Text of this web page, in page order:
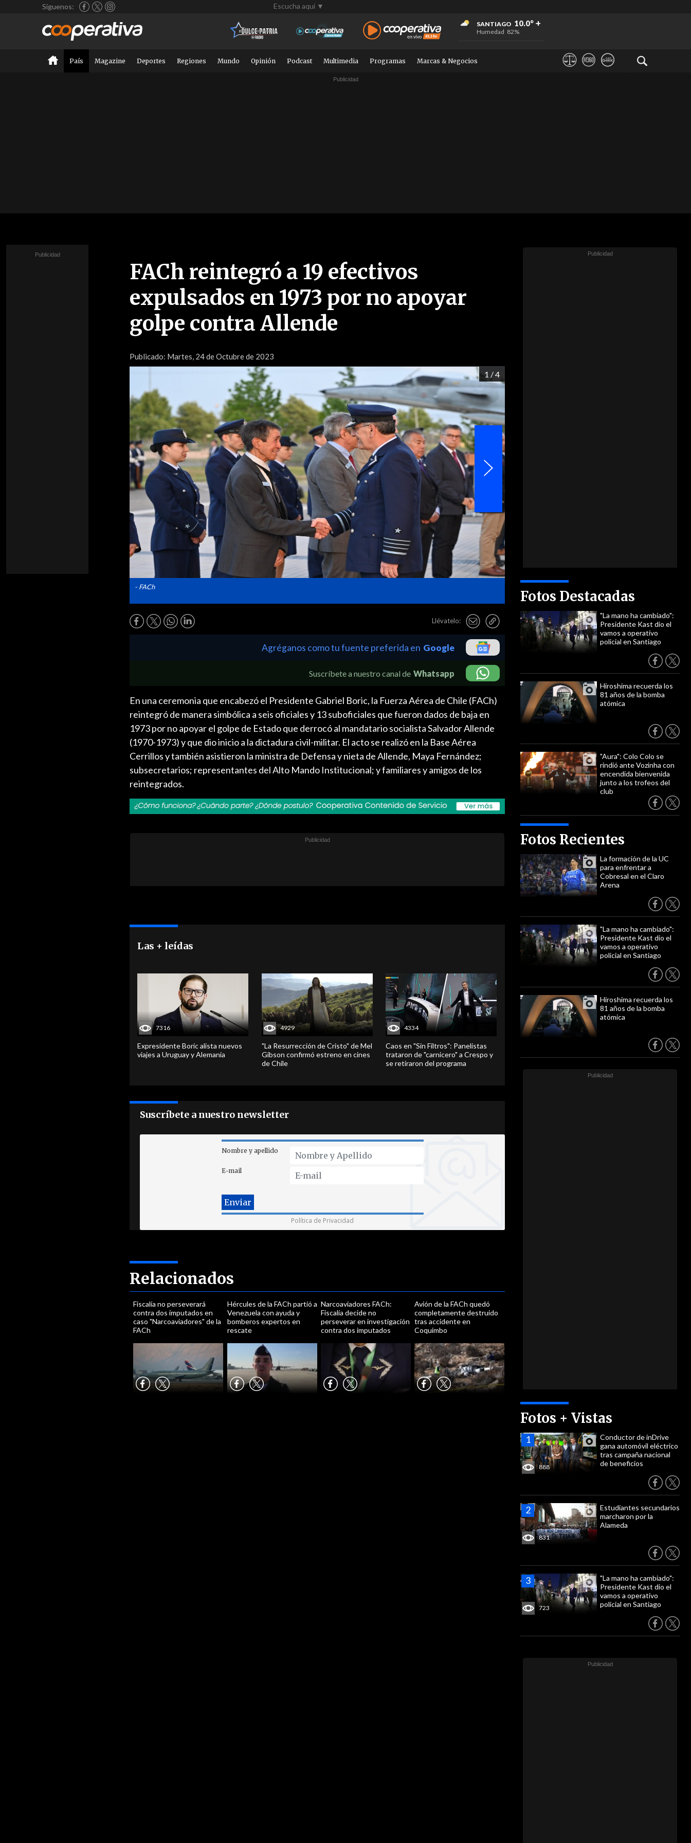
Síguenos: Escucha aquí ▼
SANTIAGO 10.0°
Humedad 82%
+
+
+
País Magazine Deportes Regiones Mundo Opinión Podcast Multimedia Programas Marcas & Negocios
FACh reintegró a 19 efectivos
expulsados en 1973 por no apoyar
golpe contra Allende
Publicado: Martes, 24 de Octubre de 2023
1 / 4
- FACh
Llévatelo:
Fotos Destacadas
"La mano ha cambiado":
Presidente Kast dio el
vamos a operativo
policial en Santiago
Hiroshima recuerda los
81 años de la bomba
atómica
"Aura": Colo Colo se
rindió ante Vozinha con
encendida bienvenida
junto a los trofeos del
club
Fotos Recientes
La formación de la UC
para enfrentar a
Cobresal en el Claro
Arena
"La mano ha cambiado":
Presidente Kast dio el
vamos a operativo
policial en Santiago
Hiroshima recuerda los
81 años de la bomba
atómica
Fotos + Vistas
888
Conductor de inDrive
gana automóvil eléctrico
tras campaña nacional
de beneficios
831
Estudiantes secundarios
marcharon por la
Alameda
723
"La mano ha cambiado":
Presidente Kast dio el
vamos a operativo
policial en Santiago
Agréganos como tu fuente preferida en Google
Suscríbete a nuestro canal de Whatsapp
En una ceremonia que encabezó el Presidente Gabriel Boric, la Fuerza Aérea de Chile (FACh)
reintegró de manera simbólica a seis oficiales y 13 suboficiales que fueron dados de baja en
1973 por no apoyar el golpe de Estado que derrocó al mandatario socialista Salvador Allende
(1970-1973) y que dio inicio a la dictadura civil-militar. El acto se realizó en la Base Aérea
Cerrillos y también asistieron la ministra de Defensa y nieta de Allende, Maya Fernández;
subsecretarios; representantes del Alto Mando Institucional; y familiares y amigos de los
reintegrados.
Las + leídas
7316
Expresidente Boric alista nuevos
viajes a Uruguay y Alemania
4929
"La Resurrección de Cristo" de Mel
Gibson confirmó estreno en cines
de Chile
4334
Caos en "Sin Filtros": Panelistas
trataron de "carnicero" a Crespo y
se retiraron del programa
Suscríbete a nuestro newsletter
Nombre y apellido
E-mail
Política de Privacidad
Relacionados
Fiscalía no perseverará
contra dos imputados en
caso "Narcoaviadores" de la
FACh
Hércules de la FACh partió a
Venezuela con ayuda y
bomberos expertos en
rescate
Narcoaviadores FACh:
Fiscalía decide no
perseverar en investigación
contra dos imputados
Avión de la FACh quedó
completamente destruido
tras accidente en
Coquimbo